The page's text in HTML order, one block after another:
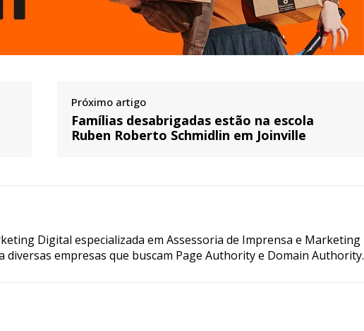
Próximo artigo
Famílias desabrigadas estão na escola
Ruben Roberto Schmidlin em Joinville
Digital especializada em Assessoria de Imprensa e Marketing
diversas empresas que buscam Page Authority e Domain Authority.